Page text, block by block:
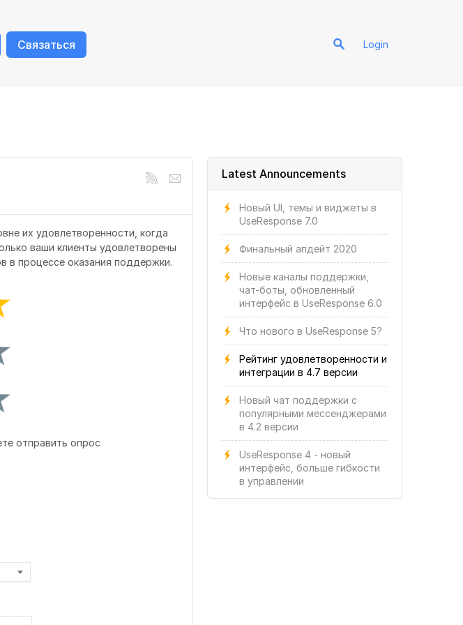
Связаться Login
Latest Announcements
Новый UI, темы и виджеты в
UseResponse 7.0
Финальный апдейт 2020
Новые каналы поддержки,
чат-боты, обновленный
интерфейс в UseResponse 6.0
Что нового в UseResponse 5?
Рейтинг удовлетворенности и
интеграции в 4.7 версии
Новый чат поддержки с
популярными мессенджерами
в 4.2 версии
UseResponse 4 - новый
интерфейс, больше гибкости
в управлении
их удовлетворенности, когда
ваши клиенты удовлетворены
в процессе оказания поддержки.
отправить опрос